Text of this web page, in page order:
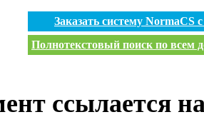
Заказать систему
Полнотекстовый поиск по всем
ссылается